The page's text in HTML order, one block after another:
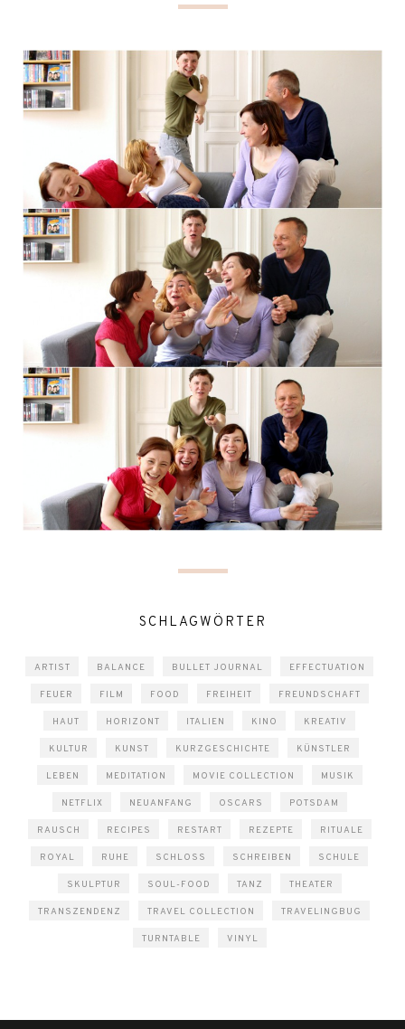
SCHLAGWÖRTER
ARTIST BALANCE BULLET JOURNAL EFFECTUATION
FEUER FILM FOOD FREIHEIT FREUNDSCHAFT
HAUT HORIZONT ITALIEN KINO KREATIV
KULTUR KUNST KURZGESCHICHTE KÜNSTLER
LEBEN MEDITATION MOVIE COLLECTION MUSIK
NETFLIX NEUANFANG OSCARS POTSDAM
RAUSCH RECIPES RESTART REZEPTE RITUALE
ROYAL RUHE SCHLOSS SCHREIBEN SCHULE
SKULPTUR SOUL-FOOD TANZ THEATER
TRANSZENDENZ TRAVEL COLLECTION TRAVELINGBUG
TURNTABLE VINYL